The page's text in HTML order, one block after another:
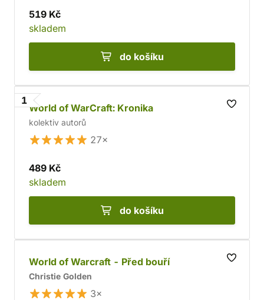
519 Kč
skladem
do košíku
1
World of WarCraft: Kronika
kolektiv autorů
27×
489 Kč
skladem
do košíku
World of Warcraft - Před bouří
Christie Golden
3×